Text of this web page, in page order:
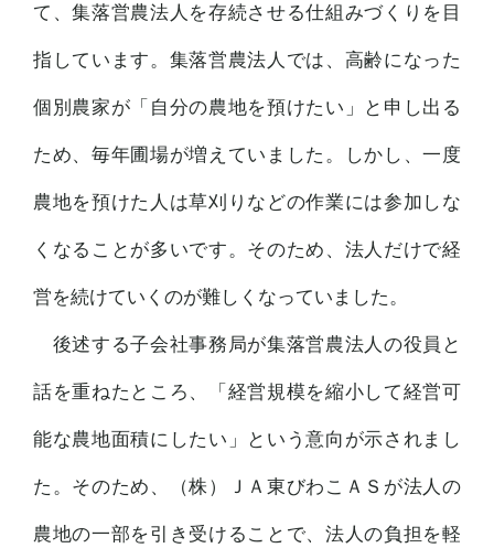
て、集落営農法人を存続させる仕組みづくりを目
指しています。集落営農法人では、高齢になった
個別農家が「自分の農地を預けたい」と申し出る
ため、毎年圃場が増えていました。しかし、一度
農地を預けた人は草刈りなどの作業には参加しな
くなることが多いです。そのため、法人だけで経
営を続けていくのが難しくなっていました。
後述する子会社事務局が集落営農法人の役員と
話を重ねたところ、「経営規模を縮小して経営可
能な農地面積にしたい」という意向が示されまし
た。そのため、（株）ＪＡ東びわこＡＳが法人の
農地の一部を引き受けることで、法人の負担を軽